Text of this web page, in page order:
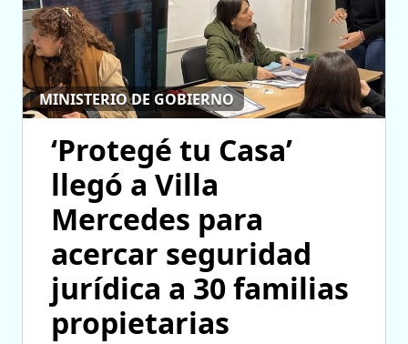
MINISTERIO DE GOBIERNO
‘Protegé tu Casa’
llegó a Villa
Mercedes para
acercar seguridad
jurídica a 30 familias
propietarias